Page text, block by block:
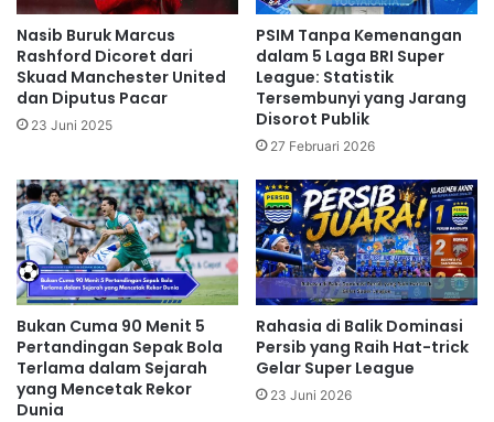
Nasib Buruk Marcus
Rashford Dicoret dari
Skuad Manchester United
dan Diputus Pacar
23 Juni 2025
PSIM Tanpa Kemenangan
dalam 5 Laga BRI Super
League: Statistik
Tersembunyi yang Jarang
Disorot Publik
27 Februari 2026
Bukan Cuma 90 Menit 5
Pertandingan Sepak Bola
Terlama dalam Sejarah
yang Mencetak Rekor
Dunia
Rahasia di Balik Dominasi
Persib yang Raih Hat-trick
Gelar Super League
23 Juni 2026